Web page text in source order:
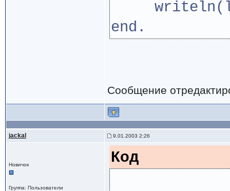
end.
Сообщение
jackal 9.01.2003 2:26
Новичок
Группа: Пользователи
Код